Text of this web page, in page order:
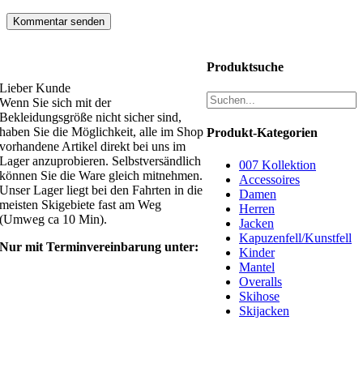
Produktsuche
Produkt-Kategorien
007 Kollektion
Accessoires
Damen
Herren
Jacken
Kapuzenfell/Kunstfell
Kinder
Mantel
Overalls
Skihose
Skijacken
Lieber Kunde
Wenn Sie sich mit der
Bekleidungsgröße nicht sicher sind,
haben Sie die Möglichkeit, alle im Shop
vorhandene Artikel direkt bei uns im
Lager anzuprobieren. Selbstversändlich
können Sie die Ware gleich mitnehmen.
Unser Lager liegt bei den Fahrten in die
meisten Skigebiete fast am Weg
(Umweg ca 10 Min).
Nur mit Terminvereinbarung unter: